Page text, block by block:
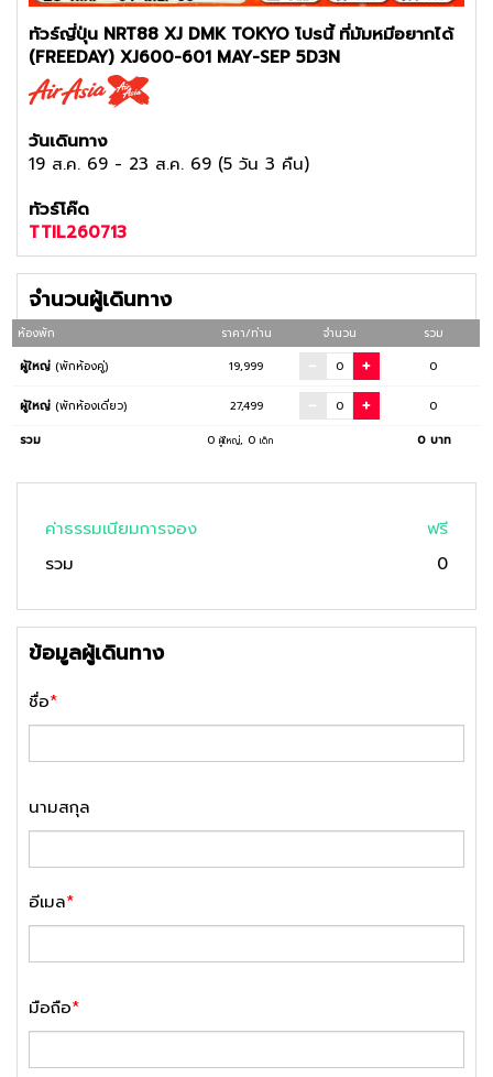
ทัวร์ญี่ปุ่น NRT88 XJ DMK TOKYO โปรนี้ ที่มัมหมีอยากได้
(FREEDAY) XJ600-601 MAY-SEP 5D3N
วันเดินทาง
19 ส.ค. 69 - 23 ส.ค. 69 (5 วัน 3 คืน)
ทัวร์โค๊ด
TTIL260713
จำนวนผู้เดินทาง
ห้องพัก ราคา/ท่าน จำนวน
รวม
ผู้ใหญ่ (พักห้องคู่) 19,999 0
ผู้ใหญ่ (พักห้องเดี่ยว) 27,499 0
รวม 0 ผู้ใหญ่, 0 เด็ก 0 บาท
ค่าธรรมเนียมการจอง
ฟรี
รวม
0
ข้อมูลผู้เดินทาง
ชื่อ*
นามสกุล
อีเมล*
มือถือ*